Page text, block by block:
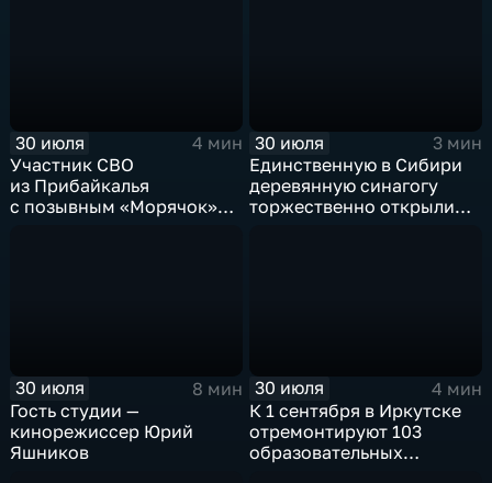
30 июля
4 мин
Участник СВО
из Прибайкалья
с позывным «Морячок»
30 июля
3 мин
Единственную в Сибири
деревянную синагогу
торжественно открыли
30 июля
8 мин
Гость студии —
кинорежиссер Юрий
Яшников
30 июля
4 мин
К 1 сентября в Иркутске
отремонтируют 103
образовательных